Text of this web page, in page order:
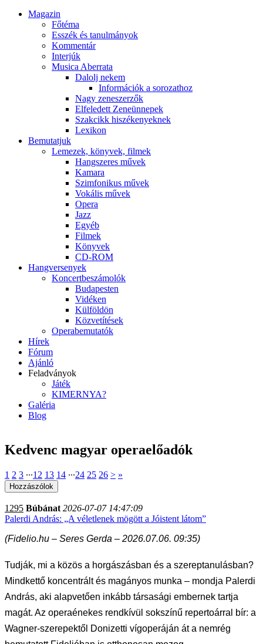
Magazin
Főtéma
Esszék és tanulmányok
Kommentár
Interjúk
Musica Aberrata
Dalolj nekem
Információk a sorozathoz
Nagy zeneszerzők
Elfeledett Zeneünnepek
Szakcikk hiszékenyeknek
Lexikon
Bemutatjuk
Lemezek, könyvek, filmek
Hangszeres művek
Kamara
Szimfonikus művek
Vokális művek
Opera
Jazz
Egyéb
Filmek
Könyvek
CD-ROM
Hangversenyek
Koncertbeszámolók
Budapesten
Vidéken
Külföldön
Közvetítések
Operabemutatók
Hírek
Fórum
Ajánló
Feladványok
Játék
KIMERNYA?
Galéria
Blog
Kedvenc magyar operaelőadók
1 2 3 ∙∙∙12 13 14 ∙∙∙24 25 26 > »
1295 Búbánat 2026-07-07 14:47:09
Palerdi András: „A véletlenek mögött a Jóistent látom”
(Fidelio.hu – Seres Gerda – 2026.07.06. 09:35)
Tudják, mi a közös a horgászásban és a szereptanulásban?
Mindkettő koncentrált és magányos munka – mondja Palerdi
András, aki alapvetően inkább társasági embernek tartja
magát. Az operaénekes rendkívül sokszínű repertoárral bír: a
Wagner-szerepektől Donizetti vígoperáján át a nemrég